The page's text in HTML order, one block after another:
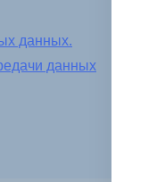
данных.
данных